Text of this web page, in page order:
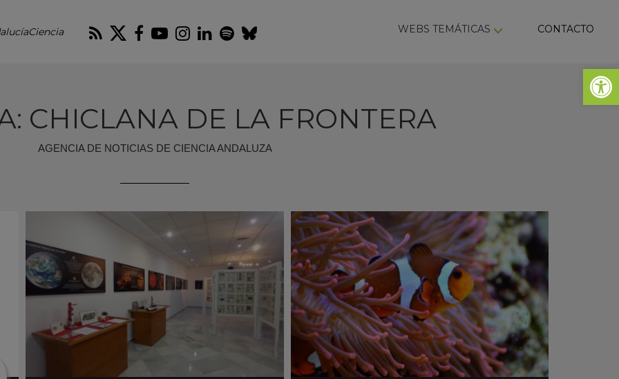
Abrir
RSS Twitter
Facebook
Youtube
Instagram
LinkedIn
Spotify
Bluesky WEBS TEMÁTICAS CONTACTO
CHICLANA DE LA FRONTERA
AGENCIA DE NOTICIAS DE CIENCIA ANDALUZA